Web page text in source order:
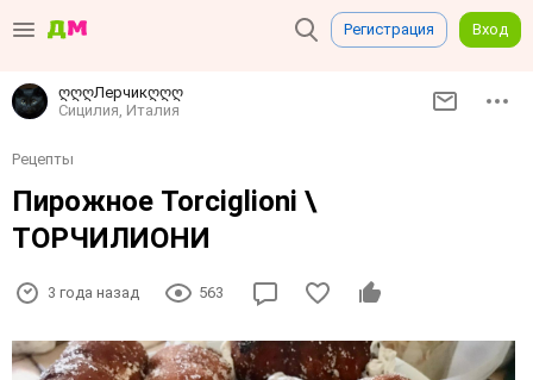
Регистрация Вход
ღღღЛерчикღღღ
Сицилия, Италия
Рецепты
Пирожное Torciglioni \
ТОРЧИЛИОНИ
3 года назад 563